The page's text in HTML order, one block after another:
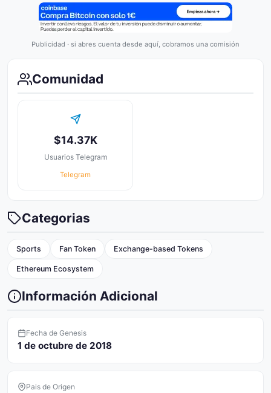
Publicidad · si abres cuenta desde aquí, cobramos una comisión
Comunidad
$14.37K
Usuarios Telegram
Telegram
Categorias
Sports Fan Token Exchange-based Tokens
Ethereum Ecosystem
Información Adicional
Fecha de Genesis
1 de octubre de 2018
Pais de Origen